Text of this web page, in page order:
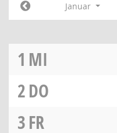
Januar
1 MI
2DO
3FR